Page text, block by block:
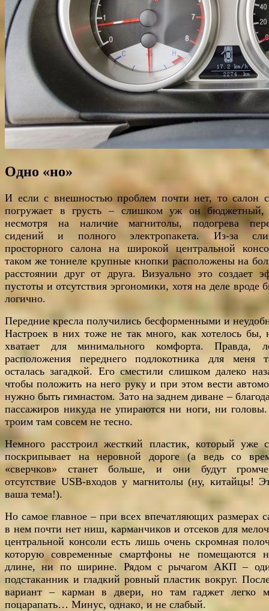
Одно «но»
И если с внешностью проблем почти нет, то салон
погружает в грусть – слишком уж он бюджетный,
несмотря на наличие магнитолы, подогрева
сидений и полного электропакета. Из-за
просторного салона на широкой центральной
таком же тоннеле крупные кнопки расположены на
расстоянии друг от друга. Визуально это создает
пустоты и отсутствия эргономики, хотя на деле вроде
логично.
Передние кресла получились бесформенными и
Настроек в них тоже не так много, как хотелось бы,
хватает для минимального комфорта. Правда,
расположения переднего подлокотника для меня
осталась загадкой. Его сместили слишком далеко
чтобы положить на него руку и при этом вести
нужно быть гимнастом. Зато на заднем диване –
пассажиров никуда не упираются ни ноги, ни
троим там совсем не тесно.
Немного расстроил жесткий пластик, который уже
поскрипывает на неровной дороге (а ведь со
«сверчков» станет больше, и они будут
отсутствие USB-входов у магнитолы (ну, китайцы!
ваша тема!).
Но самое главное – при всех впечатляющих размерах
в нем почти нет ниш, карманчиков и отсеков для
центральной консоли есть лишь очень скромная
которую современные смартфоны не помещаются
длине, ни по ширине. Рядом с рычагом АКП –
подстаканник и гладкий ровный пластик вокруг.
вариант – карман в двери, но там гаджет легко
поцарапать… Минус, однако, и не слабый.